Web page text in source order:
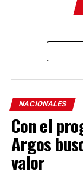
NACIONALES
Con el
Argos
valor